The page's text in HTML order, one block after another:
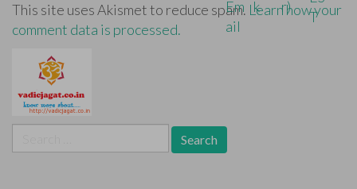
This site uses Akismet to reduce spam. Learn how your
comment data is processed.
for: